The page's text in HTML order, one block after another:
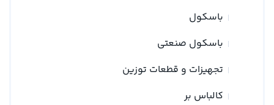
باسکول
باسکول صنعتی
تجهیزات و قطعات توزین
کالباس بر